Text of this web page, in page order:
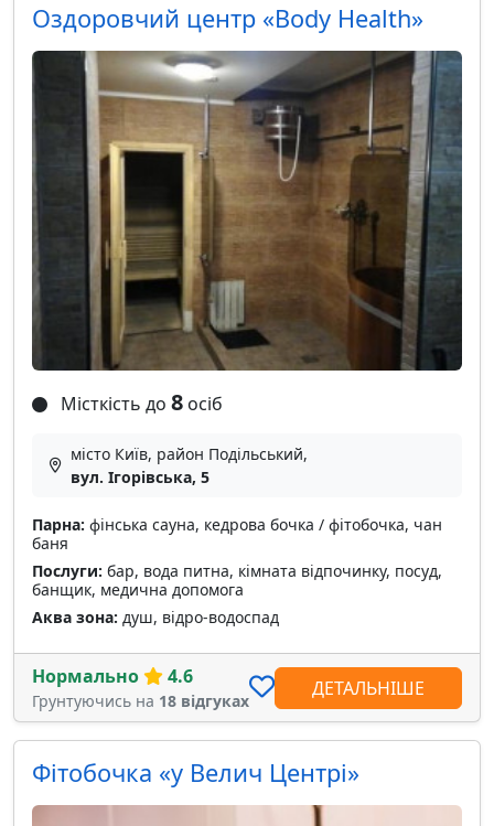
Оздоровчий центр «Body Health»
Місткість до 8 осіб
місто Київ, район Подільський,
вул. Ігорівська, 5
Парна: фінська сауна, кедрова бочка / фітобочка, чан
баня
Послуги: бар, вода питна, кімната відпочинку, посуд,
банщик, медична допомога
Аква зона: душ, відро-водоспад
Нормально 4.6
Грунтуючись на 18 відгуках
ДЕТАЛЬНІШЕ
Фітобочка «у Велич Центрі»